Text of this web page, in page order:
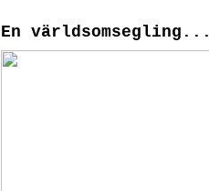
En världsomsegling...